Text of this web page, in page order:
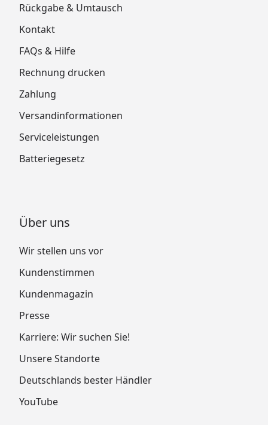
Rückgabe & Umtausch
Kontakt
FAQs & Hilfe
Rechnung drucken
Zahlung
Versandinformationen
Serviceleistungen
Batteriegesetz
Über uns
Wir stellen uns vor
Kundenstimmen
Kundenmagazin
Presse
Karriere: Wir suchen Sie!
Unsere Standorte
Deutschlands bester Händler
YouTube